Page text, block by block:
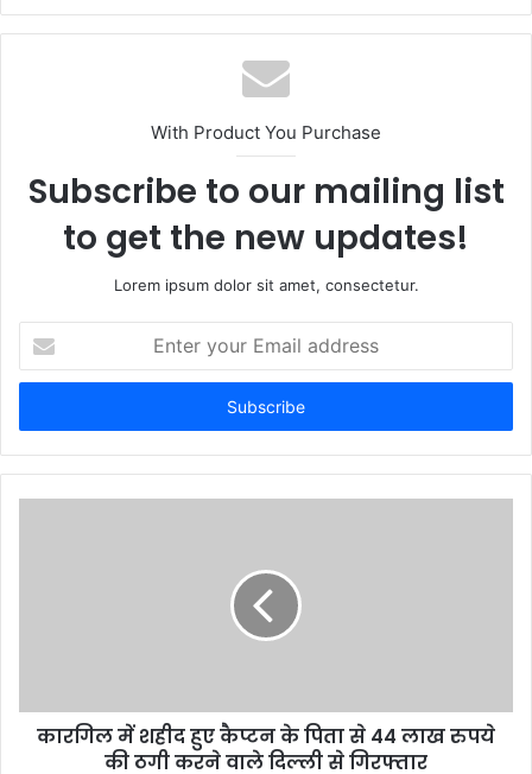
With Product You Purchase
Subscribe to our mailing list
to get the new updates!
Lorem ipsum dolor sit amet, consectetur.
your
Email
कारगिल में शहीद हुए कैप्टन के पिता से 44 लाख रुपये
की ठगी करने वाले दिल्ली से गिरफ्तार